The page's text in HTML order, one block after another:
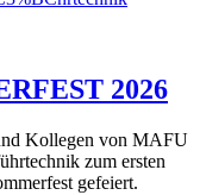
2026
Kollegen von MAFU
zum ersten
gefeiert.